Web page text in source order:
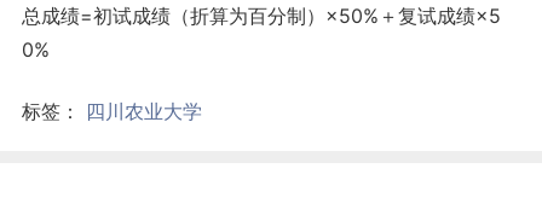
总成绩=初试成绩（折算为百分制）×50%＋复试成绩×5
0%
标签： 四川农业大学